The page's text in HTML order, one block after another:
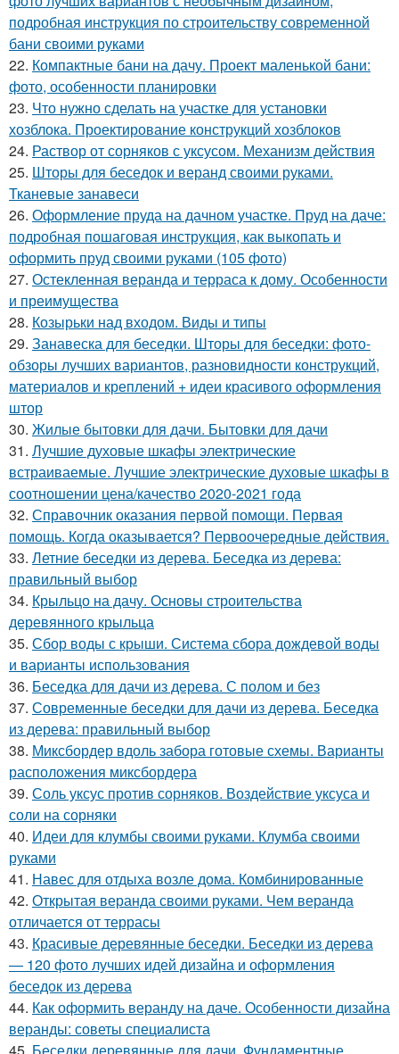
подробная инструкция по строительству современной
бани своими руками
22. Компактные бани на дачу. Проект маленькой бани:
фото, особенности планировки
23. Что нужно сделать на участке для установки
хозблока. Проектирование конструкций хозблоков
24. Раствор от сорняков с уксусом. Механизм действия
25. Шторы для беседок и веранд своими руками.
Тканевые занавеси
26. Оформление пруда на дачном участке. Пруд на даче:
подробная пошаговая инструкция, как выкопать и
оформить пруд своими руками (105 фото)
27. Остекленная веранда и терраса к дому. Особенности
и преимущества
28. Козырьки над входом. Виды и типы
29. Занавеска для беседки. Шторы для беседки: фото-
обзоры лучших вариантов, разновидности конструкций,
материалов и креплений + идеи красивого оформления
штор
30. Жилые бытовки для дачи. Бытовки для дачи
31. Лучшие духовые шкафы электрические
встраиваемые. Лучшие электрические духовые шкафы в
соотношении цена/качество 2020-2021 года
32. Справочник оказания первой помощи. Первая
помощь. Когда оказывается? Первоочередные действия.
33. Летние беседки из дерева. Беседка из дерева:
правильный выбор
34. Крыльцо на дачу. Основы строительства
деревянного крыльца
35. Сбор воды с крыши. Система сбора дождевой воды
и варианты использования
36. Беседка для дачи из дерева. С полом и без
37. Современные беседки для дачи из дерева. Беседка
из дерева: правильный выбор
38. Миксбордер вдоль забора готовые схемы. Варианты
расположения миксбордера
39. Соль уксус против сорняков. Воздействие уксуса и
соли на сорняки
40. Идеи для клумбы своими руками. Клумба своими
руками
41. Навес для отдыха возле дома. Комбинированные
42. Открытая веранда своими руками. Чем веранда
отличается от террасы
43. Красивые деревянные беседки. Беседки из дерева
— 120 фото лучших идей дизайна и оформления
беседок из дерева
44. Как оформить веранду на даче. Особенности дизайна
веранды: советы специалиста
45. Беседки деревянные для дачи. Фундаментные